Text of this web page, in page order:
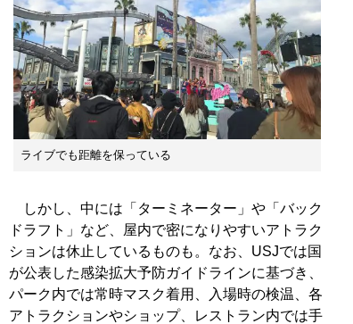
ライブでも距離を保っている
しかし、中には「ターミネーター」や「バック
ドラフト」など、屋内で密になりやすいアトラク
ションは休止しているものも。なお、USJでは国
が公表した感染拡大予防ガイドラインに基づき、
パーク内では常時マスク着用、入場時の検温、各
アトラクションやショップ、レストラン内では手